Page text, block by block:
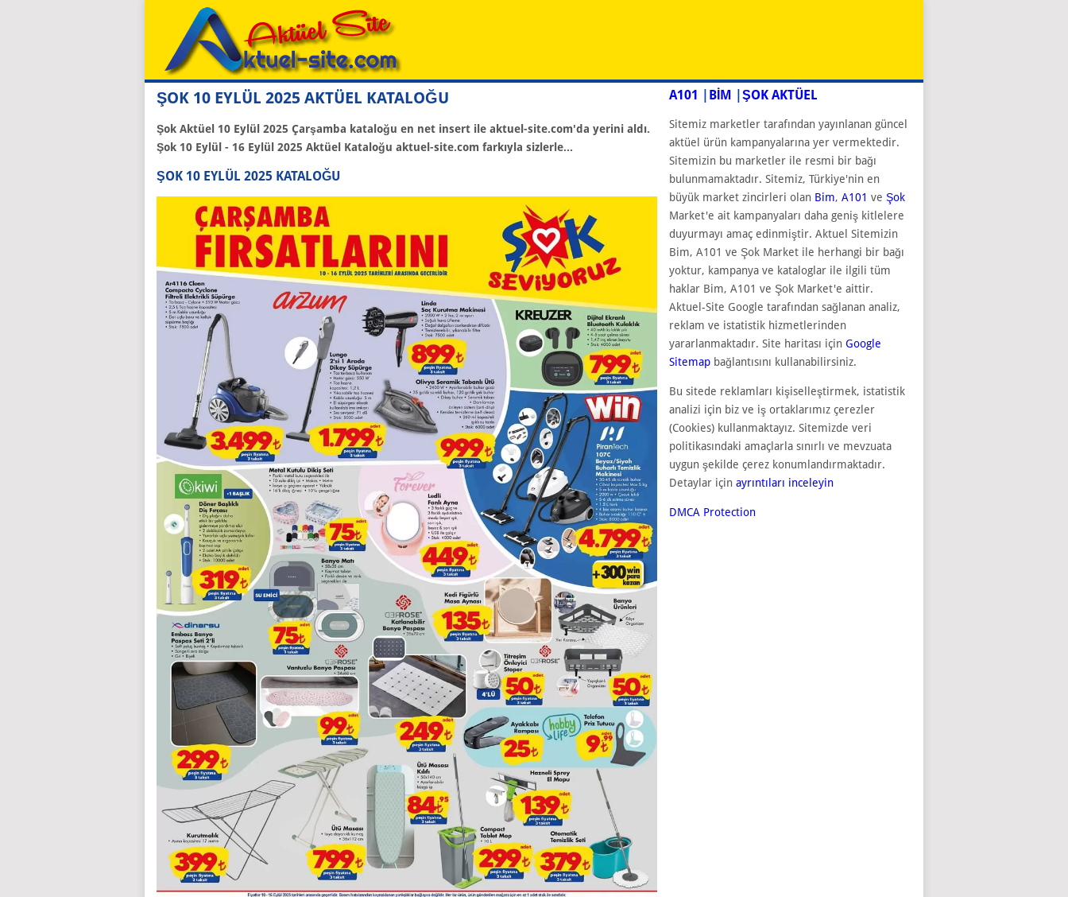
ŞOK 10 EYLÜL 2025 AKTÜEL KATALOĞU
Şok Aktüel 10 Eylül 2025 Çarşamba kataloğu en net insert ile aktuel-site.com'da yerini aldı.
Şok 10 Eylül - 16 Eylül 2025 Aktüel Kataloğu aktuel-site.com farkıyla sizlerle...
ŞOK 10 EYLÜL 2025 KATALOĞU
A101 BİM ŞOK AKTÜEL
Sitemiz marketler tarafından yayınlanan güncel
aktüel ürün kampanyalarına yer vermektedir.
Sitemizin bu marketler ile resmi bir bağı
bulunmamaktadır. Sitemiz, Türkiye'nin en
büyük market zincirleri olan Bim, A101 ve Şok
Market'e ait kampanyaları daha geniş kitlelere
duyurmayı amaç edinmiştir. Aktuel Sitemizin
Bim, A101 ve Şok Market ile herhangi bir bağı
yoktur, kampanya ve kataloglar ile ilgili tüm
haklar Bim, A101 ve Şok Market'e aittir.
Aktuel-Site Google tarafından sağlanan analiz,
reklam ve istatistik hizmetlerinden
yararlanmaktadır. Site haritası için Google
Sitemap bağlantısını kullanabilirsiniz.
Bu sitede reklamları kişiselleştirmek, istatistik
analizi için biz ve iş ortaklarımız çerezler
(Cookies) kullanmaktayız. Sitemizde veri
politikasındaki amaçlarla sınırlı ve mevzuata
uygun şekilde çerez konumlandırmaktadır.
Detaylar için ayrıntıları inceleyin
DMCA Protection